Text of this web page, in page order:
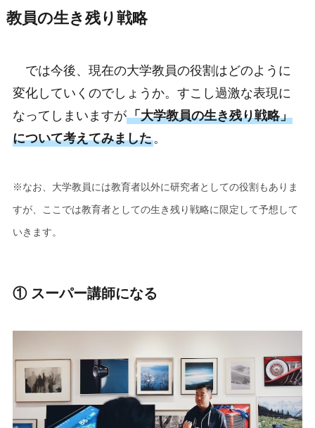
教員の生き残り戦略
では今後、現在の大学教員の役割はどのように
変化していくのでしょうか。すこし過激な表現に
なってしまいますが「大学教員の生き残り戦略」
について考えてみました。
※なお、大学教員には教育者以外に研究者としての役割もありま
すが、ここでは教育者としての生き残り戦略に限定して予想して
いきます。
① スーパー講師になる